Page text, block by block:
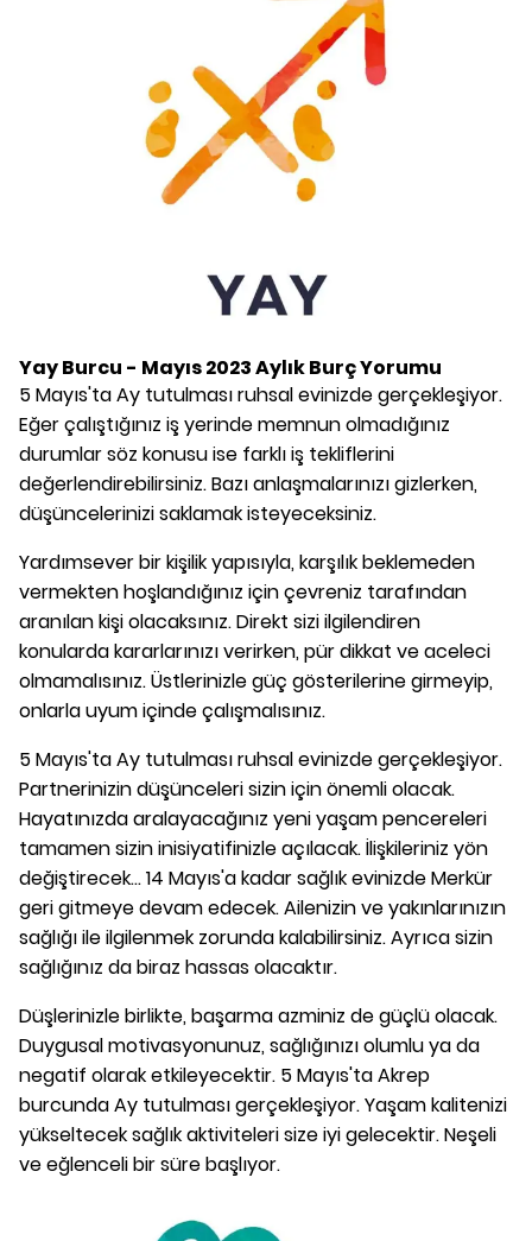
Yay Burcu - Mayıs 2023 Aylık Burç Yorumu
5 Mayıs'ta Ay tutulması ruhsal evinizde gerçekleşiyor.
Eğer çalıştığınız iş yerinde memnun olmadığınız
durumlar söz konusu ise farklı iş tekliflerini
değerlendirebilirsiniz. Bazı anlaşmalarınızı gizlerken,
düşüncelerinizi saklamak isteyeceksiniz.
Yardımsever bir kişilik yapısıyla, karşılık beklemeden
vermekten hoşlandığınız için çevreniz tarafından
aranılan kişi olacaksınız. Direkt sizi ilgilendiren
konularda kararlarınızı verirken, pür dikkat ve aceleci
olmamalısınız. Üstlerinizle güç gösterilerine girmeyip,
onlarla uyum içinde çalışmalısınız.
5 Mayıs'ta Ay tutulması ruhsal evinizde gerçekleşiyor.
Partnerinizin düşünceleri sizin için önemli olacak.
Hayatınızda aralayacağınız yeni yaşam pencereleri
tamamen sizin inisiyatifinizle açılacak. İlişkileriniz yön
değiştirecek... 14 Mayıs'a kadar sağlık evinizde Merkür
geri gitmeye devam edecek. Ailenizin ve yakınlarınızın
sağlığı ile ilgilenmek zorunda kalabilirsiniz. Ayrıca sizin
sağlığınız da biraz hassas olacaktır.
Düşlerinizle birlikte, başarma azminiz de güçlü olacak.
Duygusal motivasyonunuz, sağlığınızı olumlu ya da
negatif olarak etkileyecektir. 5 Mayıs'ta Akrep
burcunda Ay tutulması gerçekleşiyor. Yaşam kalitenizi
yükseltecek sağlık aktiviteleri size iyi gelecektir. Neşeli
ve eğlenceli bir süre başlıyor.